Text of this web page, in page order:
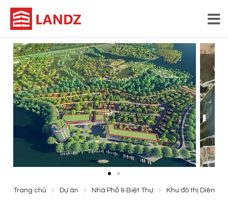
Trang chủ Dự án Nhà Phố & Biệt Thự Khu đô thị Diêm